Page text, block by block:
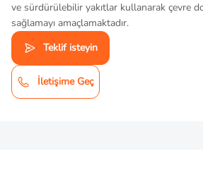
ve sürdürülebilir yakıtlar kullanarak çevre
sağlamayı amaçlamaktadır.
Teklif isteyin
İletişime Geç